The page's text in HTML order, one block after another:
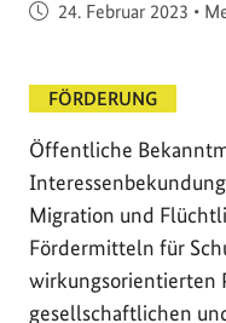
Veröffentlicht am
24. Februar 2023 •
FÖRDERUNG
Öffentliche
Migration und
Fördermitteln für
wirkungsorientierten
gesellschaftlichen